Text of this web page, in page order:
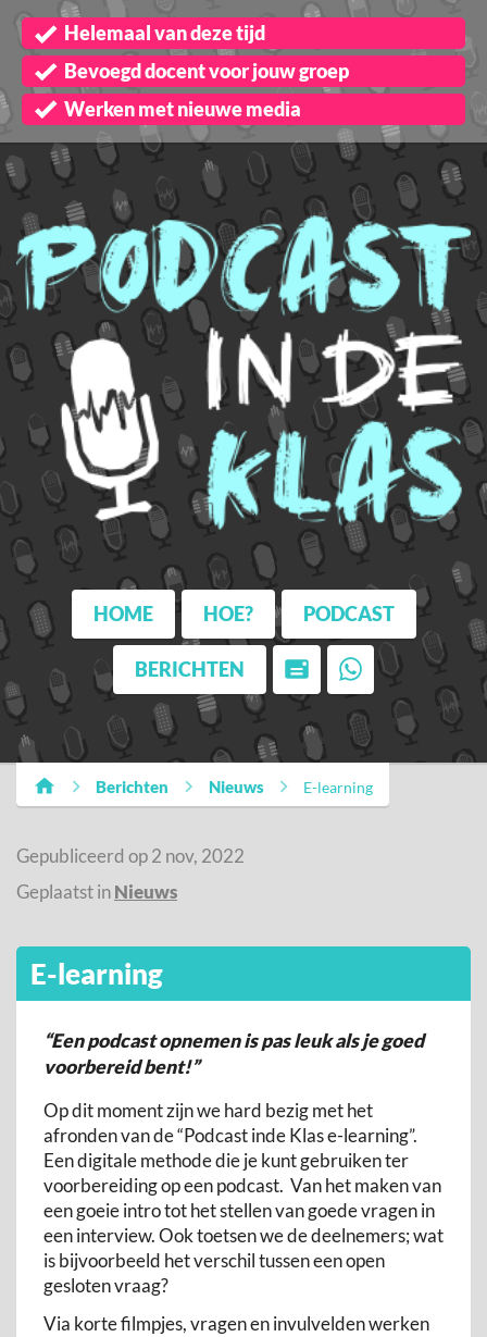
Helemaal van deze tijd
Bevoegd docent voor jouw groep
Werken met nieuwe media
HOME HOE? PODCAST
BERICHTEN
Berichten Nieuws E-learning
Gepubliceerd op 2 nov, 2022
Geplaatst in Nieuws
E-learning
“Een podcast opnemen is pas leuk als je goed
voorbereid bent!”
Op dit moment zijn we hard bezig met het
afronden van de “Podcast inde Klas e-learning”.
Een digitale methode die je kunt gebruiken ter
voorbereiding op een podcast. Van het maken van
een goeie intro tot het stellen van goede vragen in
een interview. Ook toetsen we de deelnemers; wat
is bijvoorbeeld het verschil tussen een open
gesloten vraag?
Via korte filmpjes, vragen en invulvelden werken